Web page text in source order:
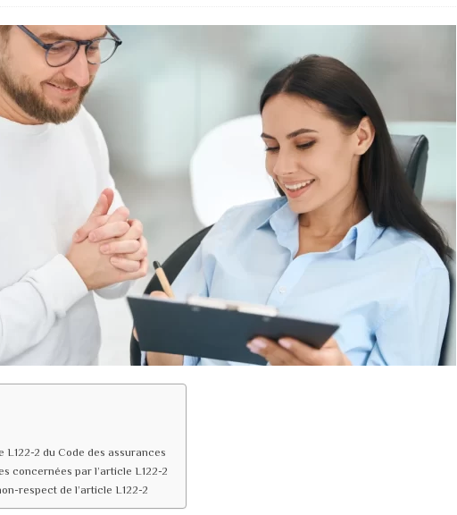
L122-2 du Code des assurances
concernées par l’article L122-2
respect de l’article L122-2